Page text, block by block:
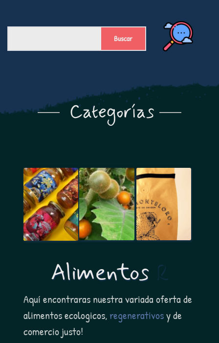
Buscar
Categorías
Alimentos R
Aquí encontraras nuestra variada oferta de
alimentos ecologicos, regenerativos y de
comercio justo!